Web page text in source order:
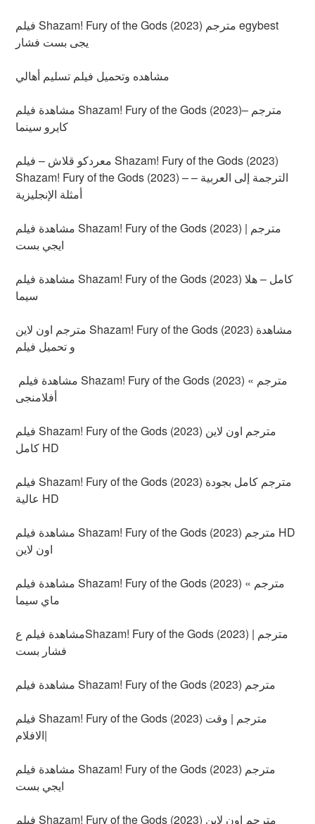
فيلم Shazam! Fury of the Gods (2023) مترجم egybest
يجى بست فشار
مشاهده وتحميل فيلم تسليم أهالي
مشاهدة فيلم Shazam! Fury of the Gods (2023)مترجم –
كايرو سينما
معردكو قلاش – فيلم Shazam! Fury of the Gods (2023)
Shazam! Fury of the Gods (2023) – الترجمة إلى العربية –
أمثلة الإنجليزية
مشاهدة فيلم Shazam! Fury of the Gods (2023) مترجم |
ايجي بست
مشاهدة فيلم Shazam! Fury of the Gods (2023) كامل – هلا
سيما
مترجم اون لاين Shazam! Fury of the Gods (2023) مشاهدة
و تحميل فيلم
أفلامنجى
فيلم Shazam! Fury of the Gods (2023) مترجم اون لاين
كامل HD
فيلم Shazam! Fury of the Gods (2023) مترجم كامل بجودة
عالية HD
مشاهدة فيلم Shazam! Fury of the Gods (2023) مترجم HD
اون لاين
مشاهدة فيلم Shazam! Fury of the Gods (2023) مترجم »
ماي سيما
مشاهدة فيلم عShazam! Fury of the Gods (2023) مترجم |
فشار بست
مشاهدة فيلم Shazam! Fury of the Gods (2023) مترجم
فيلم Shazam! Fury of the Gods (2023) مترجم | وقت
الافلام|
مشاهدة فيلم Shazam! Fury of the Gods (2023) مترجم
ايجي بست
فيلم Shazam! Fury of the Gods (2023) مترجم اون لاين